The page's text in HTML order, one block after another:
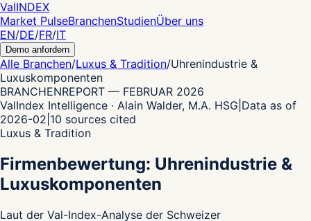
ValINDEX
Market PulseBranchenStudienÜber uns
EN/DE/FR/IT
Demo anfordern
Alle Branchen/Luxus & Tradition/Uhrenindustrie &
Luxuskomponenten
BRANCHENREPORT — FEBRUAR 2026
ValIndex Intelligence · Alain Walder, M.A. HSG Data as of
2026-02 10 sources cited
Luxus & Tradition
Firmenbewertung: Uhrenindustrie &
Luxuskomponenten
Laut der Val-Index-Analyse der Schweizer